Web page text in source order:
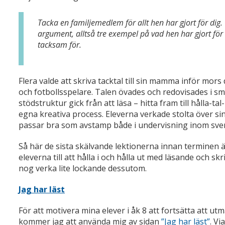
Tacka en familjemedlem för allt hen har gjort för dig.
argument, alltså tre exempel på vad hen har gjort
tacksam för.
Flera valde att skriva tacktal till sin mamma inför
och fotbollsspelare. Talen övades och redovisades i
stödstruktur gick från att läsa – hitta fram till hålla-
egna kreativa process. Eleverna verkade stolta över
passar bra som avstamp både i undervisning inom
Så här de sista skälvande lektionerna innan
eleverna till att hålla i och hålla ut med läsande och
nog verka lite lockande dessutom.
Jag har läst
För att motivera mina elever i åk 8 att fortsätta att
kommer jag att använda mig av sidan ”Jag har läst”.